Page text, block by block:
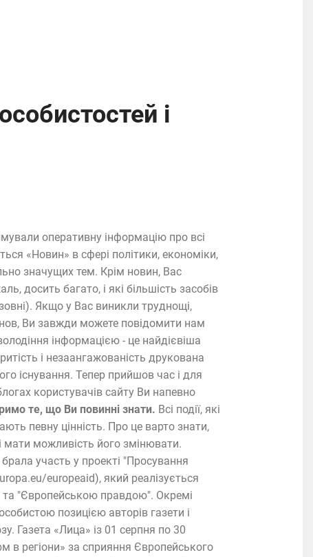
і
оперативну інформацію про всі
«Новин» в сфері політики, економіки,
значущих тем. Крім новин, Вас
досить багато, і які більшість засобів
Якщо у Вас виникли труднощі,
Ви завжди можете повідомити нам
інформацією - це найдієвіша
і незаангажованість друкована
існування. Тепер прийшов час і для
користувачів сайту Ви напевно
те, що Ви повинні знати. Всі події, які
певну цінність. Про це варто знати,
мати можливість його змінювати.
участь у проекті "Просування
europeaid), який реалізується
та "Європейською правдою". Окремі
позицією авторів газети і
Газета «Лица» із 01 серпня по 30
в регіони» за сприяння Європейського